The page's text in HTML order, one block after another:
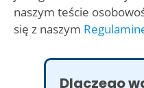
naszym teście
się z naszym
Dlaczego